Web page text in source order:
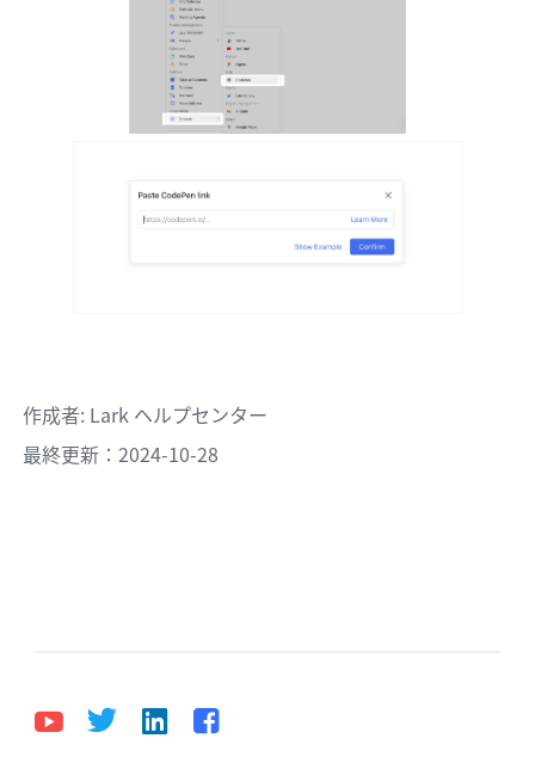
作成者: Lark ヘルプセンター
最終更新：2024-10-28